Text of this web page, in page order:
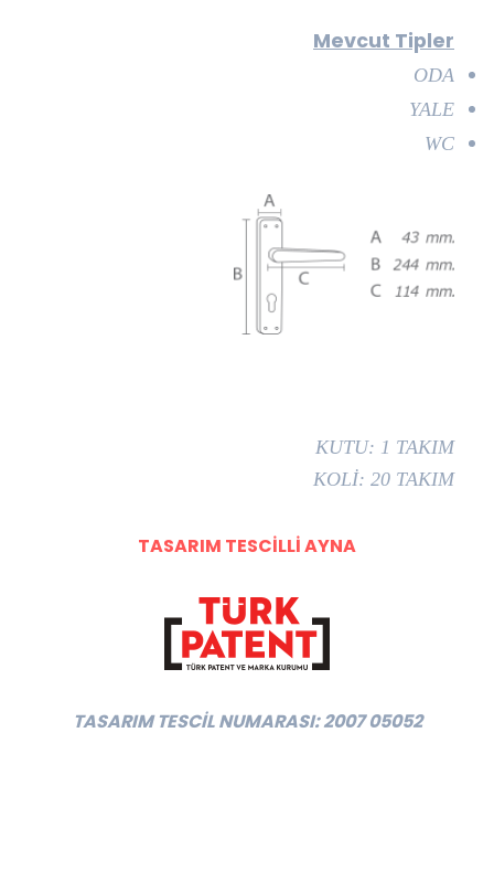
Mevcut Tipler
ODA
YALE
WC
KUTU: 1 TAKIM
KOLİ: 20 TAKIM
TASARIM TESCİLLİ AYNA
TASARIM TESCİL NUMARASI: 2007 05052